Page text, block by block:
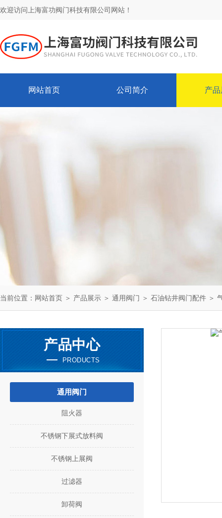
欢迎访问上海富功阀门科技有限公司网站！
网站首页 公司简介 产
当前位置： 网站首页 ＞ 产品展示 ＞ 通用阀门 ＞ 石油钻井阀门配件 ＞
产品中心
PRODUCTS
通用阀门
阻火器
不锈钢下展式放料阀
不锈钢上展阀
过滤器
卸荷阀